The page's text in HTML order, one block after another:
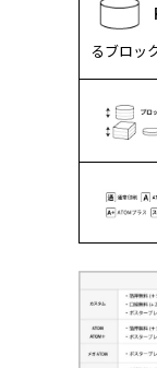
るブロッ